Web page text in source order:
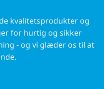
kvalitetsprodukter og
for hurtig og sikker
- og vi glæder os til at